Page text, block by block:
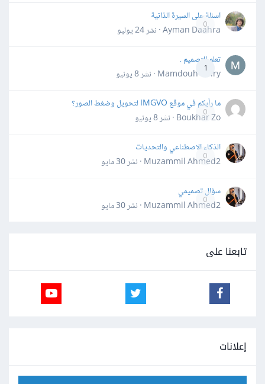
0
اسئلة على السيرة الذاتية
Ayman Daahra · نشر
24 يوليو
1
تعلم التصميم .
Mamdouh Khiry · نشر
8 يونيو
0
ما رأيكم في موقع IMGVO لتحويل وضغط الصور؟
Boukhar Zo · نشر
8 يونيو
0
الذكاء الاصطناعي والتحديات
Muzammil Ahmed2 · نشر
30 مايو
0
سؤال تصميمي
Muzammil Ahmed2 · نشر
30 مايو
تابعنا على
إعلانات